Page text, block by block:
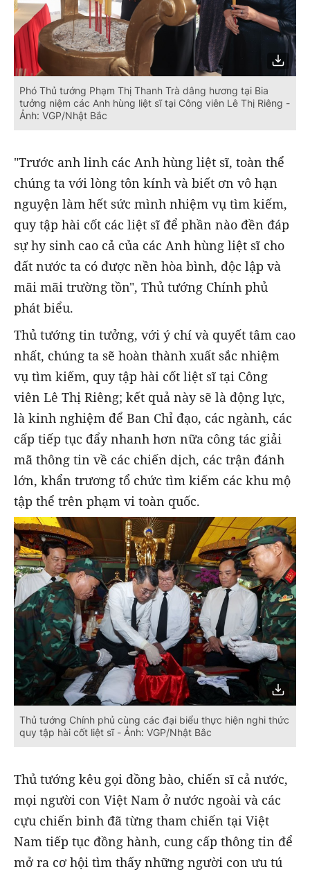
Phó Thủ tướng Phạm Thị Thanh Trà dâng hương tại Bia
tưởng niệm các Anh hùng liệt sĩ tại Công viên Lê Thị Riêng -
Ảnh: VGP/Nhật Bắc
"Trước anh linh các Anh hùng liệt sĩ, toàn thể
chúng ta với lòng tôn kính và biết ơn vô hạn
nguyện làm hết sức mình nhiệm vụ tìm kiếm,
quy tập hài cốt các liệt sĩ để phần nào đền đáp
sự hy sinh cao cả của các Anh hùng liệt sĩ cho
đất nước ta có được nền hòa bình, độc lập và
mãi mãi trường tồn", Thủ tướng Chính phủ
phát biểu.
Thủ tướng tin tưởng, với ý chí và quyết tâm cao
nhất, chúng ta sẽ hoàn thành xuất sắc nhiệm
vụ tìm kiếm, quy tập hài cốt liệt sĩ tại Công
viên Lê Thị Riêng; kết quả này sẽ là động lực,
là kinh nghiệm để Ban Chỉ đạo, các ngành, các
cấp tiếp tục đẩy nhanh hơn nữa công tác giải
mã thông tin về các chiến dịch, các trận đánh
lớn, khẩn trương tổ chức tìm kiếm các khu mộ
tập thể trên phạm vi toàn quốc.
Thủ tướng Chính phủ cùng các đại biểu thực hiện nghi thức
quy tập hài cốt liệt sĩ - Ảnh: VGP/Nhật Bắc
Thủ tướng kêu gọi đồng bào, chiến sĩ cả nước,
mọi người con Việt Nam ở nước ngoài và các
cựu chiến binh đã từng tham chiến tại Việt
Nam tiếp tục đồng hành, cung cấp thông tin để
mở ra cơ hội tìm thấy những người con ưu tú